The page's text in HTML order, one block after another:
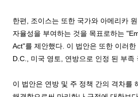
한편, 조이스는 또한 국가와 아메리카
자율성을 부여하는 것을 목표로하는
Act"를 제안했다. 이 법안은 또한 이러
D.C., 미국 영토, 연방으로 인정 된 부족
이 법안은 연방 및 주 정책 간의 격차를